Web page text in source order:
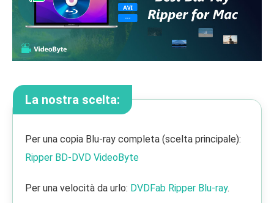
La nostra scelta:
Per una copia Blu-ray completa (scelta principale):
Ripper BD-DVD VideoByte
Per una velocità da urlo: DVDFab Ripper Blu-ray.